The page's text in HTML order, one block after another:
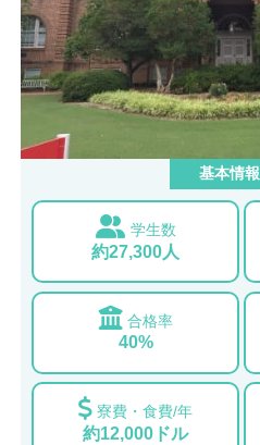
基本情報
学生数
約27,300人
合格率
40%
寮費・食費/年
約12,000ドル